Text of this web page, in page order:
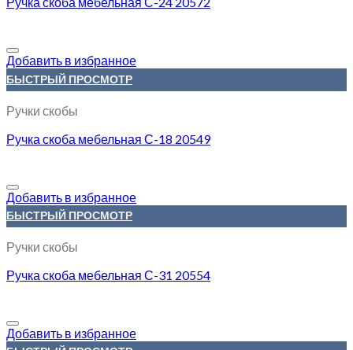
Добавить в избранное
БЫСТРЫЙ ПРОСМОТР
Ручки скобы
Ручка скоба мебельная С-18 20549
Добавить в избранное
БЫСТРЫЙ ПРОСМОТР
Ручки скобы
Ручка скоба мебельная С-31 20554
Добавить в избранное